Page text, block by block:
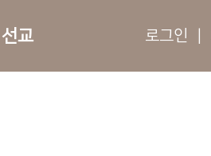
선교 로그인